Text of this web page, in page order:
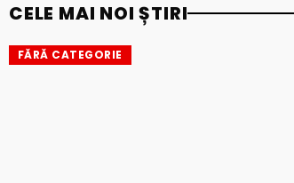
CELE MAI NOI ȘTIRI
FĂRĂ CATEGORIE